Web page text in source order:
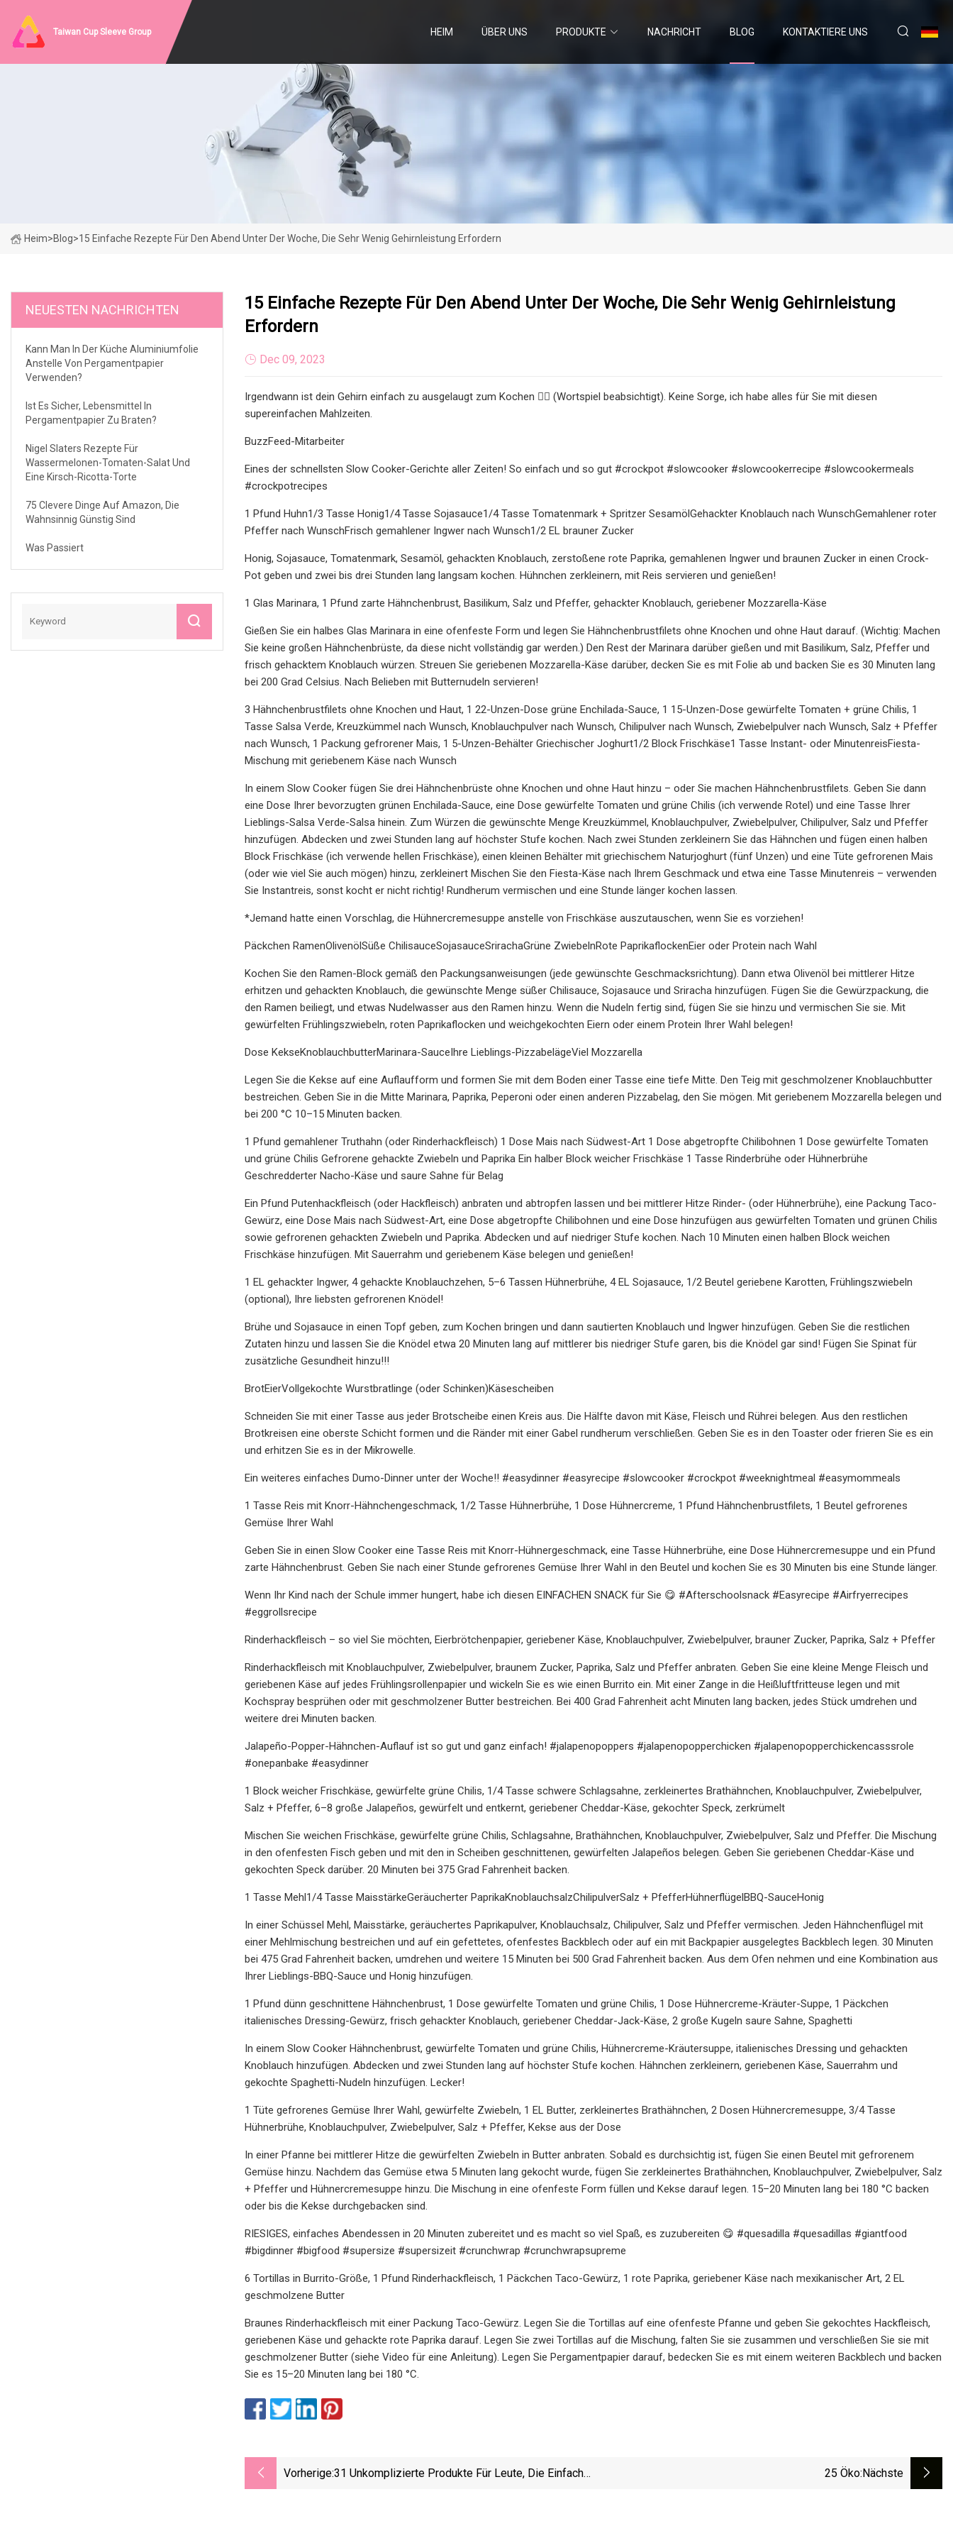
Taiwan Cup Sleeve Group HEIM ÜBER UNS PRODUKTE NACHRICHT BLOG KONTAKTIERE UNS
Heim>Blog>15 Einfache Rezepte Für Den Abend Unter Der Woche, Die Sehr Wenig Gehirnleistung Erfordern
NEUESTEN NACHRICHTEN
Kann Man In Der Küche Aluminiumfolie
Anstelle Von Pergamentpapier
Verwenden?
Ist Es Sicher, Lebensmittel In
Pergamentpapier Zu Braten?
Nigel Slaters Rezepte Für
Wassermelonen-Tomaten-Salat Und
Eine Kirsch-Ricotta-Torte
75 Clevere Dinge Auf Amazon, Die
Wahnsinnig Günstig Sind
Was Passiert
15 Einfache Rezepte Für Den Abend Unter Der Woche, Die Sehr Wenig Gehirnleistung
Erfordern
Dec 09, 2023
Irgendwann ist dein Gehirn einfach zu ausgelaugt zum Kochen 😵‍💫 (Wortspiel beabsichtigt). Keine Sorge, ich habe alles für Sie mit diesen
supereinfachen Mahlzeiten.
BuzzFeed-Mitarbeiter
Eines der schnellsten Slow Cooker-Gerichte aller Zeiten! So einfach und so gut #crockpot #slowcooker #slowcookerrecipe #slowcookermeals
#crockpotrecipes
1 Pfund Huhn1/3 Tasse Honig1/4 Tasse Sojasauce1/4 Tasse Tomatenmark + Spritzer SesamölGehackter Knoblauch nach WunschGemahlener roter
Pfeffer nach WunschFrisch gemahlener Ingwer nach Wunsch1/2 EL brauner Zucker
Honig, Sojasauce, Tomatenmark, Sesamöl, gehackten Knoblauch, zerstoßene rote Paprika, gemahlenen Ingwer und braunen Zucker in einen Crock-
Pot geben und zwei bis drei Stunden lang langsam kochen. Hühnchen zerkleinern, mit Reis servieren und genießen!
1 Glas Marinara, 1 Pfund zarte Hähnchenbrust, Basilikum, Salz und Pfeffer, gehackter Knoblauch, geriebener Mozzarella-Käse
Gießen Sie ein halbes Glas Marinara in eine ofenfeste Form und legen Sie Hähnchenbrustfilets ohne Knochen und ohne Haut darauf. (Wichtig: Machen
Sie keine großen Hähnchenbrüste, da diese nicht vollständig gar werden.) Den Rest der Marinara darüber gießen und mit Basilikum, Salz, Pfeffer und
frisch gehacktem Knoblauch würzen. Streuen Sie geriebenen Mozzarella-Käse darüber, decken Sie es mit Folie ab und backen Sie es 30 Minuten lang
bei 200 Grad Celsius. Nach Belieben mit Butternudeln servieren!
3 Hähnchenbrustfilets ohne Knochen und Haut, 1 22-Unzen-Dose grüne Enchilada-Sauce, 1 15-Unzen-Dose gewürfelte Tomaten + grüne Chilis, 1
Tasse Salsa Verde, Kreuzkümmel nach Wunsch, Knoblauchpulver nach Wunsch, Chilipulver nach Wunsch, Zwiebelpulver nach Wunsch, Salz + Pfeffer
nach Wunsch, 1 Packung gefrorener Mais, 1 5-Unzen-Behälter Griechischer Joghurt1/2 Block Frischkäse1 Tasse Instant- oder MinutenreisFiesta-
Mischung mit geriebenem Käse nach Wunsch
In einem Slow Cooker fügen Sie drei Hähnchenbrüste ohne Knochen und ohne Haut hinzu – oder Sie machen Hähnchenbrustfilets. Geben Sie dann
eine Dose Ihrer bevorzugten grünen Enchilada-Sauce, eine Dose gewürfelte Tomaten und grüne Chilis (ich verwende Rotel) und eine Tasse Ihrer
Lieblings-Salsa Verde-Salsa hinein. Zum Würzen die gewünschte Menge Kreuzkümmel, Knoblauchpulver, Zwiebelpulver, Chilipulver, Salz und Pfeffer
hinzufügen. Abdecken und zwei Stunden lang auf höchster Stufe kochen. Nach zwei Stunden zerkleinern Sie das Hähnchen und fügen einen halben
Block Frischkäse (ich verwende hellen Frischkäse), einen kleinen Behälter mit griechischem Naturjoghurt (fünf Unzen) und eine Tüte gefrorenen Mais
(oder wie viel Sie auch mögen) hinzu, zerkleinert Mischen Sie den Fiesta-Käse nach Ihrem Geschmack und etwa eine Tasse Minutenreis – verwenden
Sie Instantreis, sonst kocht er nicht richtig! Rundherum vermischen und eine Stunde länger kochen lassen.
*Jemand hatte einen Vorschlag, die Hühnercremesuppe anstelle von Frischkäse auszutauschen, wenn Sie es vorziehen!
Päckchen RamenOlivenölSüße ChilisauceSojasauceSrirachaGrüne ZwiebelnRote PaprikaflockenEier oder Protein nach Wahl
Kochen Sie den Ramen-Block gemäß den Packungsanweisungen (jede gewünschte Geschmacksrichtung). Dann etwa Olivenöl bei mittlerer Hitze
erhitzen und gehackten Knoblauch, die gewünschte Menge süßer Chilisauce, Sojasauce und Sriracha hinzufügen. Fügen Sie die Gewürzpackung, die
den Ramen beiliegt, und etwas Nudelwasser aus den Ramen hinzu. Wenn die Nudeln fertig sind, fügen Sie sie hinzu und vermischen Sie sie. Mit
gewürfelten Frühlingszwiebeln, roten Paprikaflocken und weichgekochten Eiern oder einem Protein Ihrer Wahl belegen!
Dose KekseKnoblauchbutterMarinara-SauceIhre Lieblings-PizzabelägeViel Mozzarella
Legen Sie die Kekse auf eine Auflaufform und formen Sie mit dem Boden einer Tasse eine tiefe Mitte. Den Teig mit geschmolzener Knoblauchbutter
bestreichen. Geben Sie in die Mitte Marinara, Paprika, Peperoni oder einen anderen Pizzabelag, den Sie mögen. Mit geriebenem Mozzarella belegen und
bei 200 °C 10–15 Minuten backen.
1 Pfund gemahlener Truthahn (oder Rinderhackfleisch) 1 Dose Mais nach Südwest-Art 1 Dose abgetropfte Chilibohnen 1 Dose gewürfelte Tomaten
und grüne Chilis Gefrorene gehackte Zwiebeln und Paprika Ein halber Block weicher Frischkäse 1 Tasse Rinderbrühe oder Hühnerbrühe
Geschredderter Nacho-Käse und saure Sahne für Belag
Ein Pfund Putenhackfleisch (oder Hackfleisch) anbraten und abtropfen lassen und bei mittlerer Hitze Rinder- (oder Hühnerbrühe), eine Packung Taco-
Gewürz, eine Dose Mais nach Südwest-Art, eine Dose abgetropfte Chilibohnen und eine Dose hinzufügen aus gewürfelten Tomaten und grünen Chilis
sowie gefrorenen gehackten Zwiebeln und Paprika. Abdecken und auf niedriger Stufe kochen. Nach 10 Minuten einen halben Block weichen
Frischkäse hinzufügen. Mit Sauerrahm und geriebenem Käse belegen und genießen!
1 EL gehackter Ingwer, 4 gehackte Knoblauchzehen, 5–6 Tassen Hühnerbrühe, 4 EL Sojasauce, 1/2 Beutel geriebene Karotten, Frühlingszwiebeln
(optional), Ihre liebsten gefrorenen Knödel!
Brühe und Sojasauce in einen Topf geben, zum Kochen bringen und dann sautierten Knoblauch und Ingwer hinzufügen. Geben Sie die restlichen
Zutaten hinzu und lassen Sie die Knödel etwa 20 Minuten lang auf mittlerer bis niedriger Stufe garen, bis die Knödel gar sind! Fügen Sie Spinat für
zusätzliche Gesundheit hinzu!!!
BrotEierVollgekochte Wurstbratlinge (oder Schinken)Käsescheiben
Schneiden Sie mit einer Tasse aus jeder Brotscheibe einen Kreis aus. Die Hälfte davon mit Käse, Fleisch und Rührei belegen. Aus den restlichen
Brotkreisen eine oberste Schicht formen und die Ränder mit einer Gabel rundherum verschließen. Geben Sie es in den Toaster oder frieren Sie es ein
und erhitzen Sie es in der Mikrowelle.
Ein weiteres einfaches Dumo-Dinner unter der Woche!! #easydinner #easyrecipe #slowcooker #crockpot #weeknightmeal #easymommeals
1 Tasse Reis mit Knorr-Hähnchengeschmack, 1/2 Tasse Hühnerbrühe, 1 Dose Hühnercreme, 1 Pfund Hähnchenbrustfilets, 1 Beutel gefrorenes
Gemüse Ihrer Wahl
Geben Sie in einen Slow Cooker eine Tasse Reis mit Knorr-Hühnergeschmack, eine Tasse Hühnerbrühe, eine Dose Hühnercremesuppe und ein Pfund
zarte Hähnchenbrust. Geben Sie nach einer Stunde gefrorenes Gemüse Ihrer Wahl in den Beutel und kochen Sie es 30 Minuten bis eine Stunde länger.
Wenn Ihr Kind nach der Schule immer hungert, habe ich diesen EINFACHEN SNACK für Sie 😋 #Afterschoolsnack #Easyrecipe #Airfryerrecipes
#eggrollsrecipe
Rinderhackfleisch – so viel Sie möchten, Eierbrötchenpapier, geriebener Käse, Knoblauchpulver, Zwiebelpulver, brauner Zucker, Paprika, Salz + Pfeffer
Rinderhackfleisch mit Knoblauchpulver, Zwiebelpulver, braunem Zucker, Paprika, Salz und Pfeffer anbraten. Geben Sie eine kleine Menge Fleisch und
geriebenen Käse auf jedes Frühlingsrollenpapier und wickeln Sie es wie einen Burrito ein. Mit einer Zange in die Heißluftfritteuse legen und mit
Kochspray besprühen oder mit geschmolzener Butter bestreichen. Bei 400 Grad Fahrenheit acht Minuten lang backen, jedes Stück umdrehen und
weitere drei Minuten backen.
Jalapeño-Popper-Hähnchen-Auflauf ist so gut und ganz einfach! #jalapenopoppers #jalapenopopperchicken #jalapenopopperchickencasssrole
#onepanbake #easydinner
1 Block weicher Frischkäse, gewürfelte grüne Chilis, 1/4 Tasse schwere Schlagsahne, zerkleinertes Brathähnchen, Knoblauchpulver, Zwiebelpulver,
Salz + Pfeffer, 6–8 große Jalapeños, gewürfelt und entkernt, geriebener Cheddar-Käse, gekochter Speck, zerkrümelt
Mischen Sie weichen Frischkäse, gewürfelte grüne Chilis, Schlagsahne, Brathähnchen, Knoblauchpulver, Zwiebelpulver, Salz und Pfeffer. Die Mischung
in den ofenfesten Fisch geben und mit den in Scheiben geschnittenen, gewürfelten Jalapeños belegen. Geben Sie geriebenen Cheddar-Käse und
gekochten Speck darüber. 20 Minuten bei 375 Grad Fahrenheit backen.
1 Tasse Mehl1/4 Tasse MaisstärkeGeräucherter PaprikaKnoblauchsalzChilipulverSalz + PfefferHühnerflügelBBQ-SauceHonig
In einer Schüssel Mehl, Maisstärke, geräuchertes Paprikapulver, Knoblauchsalz, Chilipulver, Salz und Pfeffer vermischen. Jeden Hähnchenflügel mit
einer Mehlmischung bestreichen und auf ein gefettetes, ofenfestes Backblech oder auf ein mit Backpapier ausgelegtes Backblech legen. 30 Minuten
bei 475 Grad Fahrenheit backen, umdrehen und weitere 15 Minuten bei 500 Grad Fahrenheit backen. Aus dem Ofen nehmen und eine Kombination aus
Ihrer Lieblings-BBQ-Sauce und Honig hinzufügen.
1 Pfund dünn geschnittene Hähnchenbrust, 1 Dose gewürfelte Tomaten und grüne Chilis, 1 Dose Hühnercreme-Kräuter-Suppe, 1 Päckchen
italienisches Dressing-Gewürz, frisch gehackter Knoblauch, geriebener Cheddar-Jack-Käse, 2 große Kugeln saure Sahne, Spaghetti
In einem Slow Cooker Hähnchenbrust, gewürfelte Tomaten und grüne Chilis, Hühnercreme-Kräutersuppe, italienisches Dressing und gehackten
Knoblauch hinzufügen. Abdecken und zwei Stunden lang auf höchster Stufe kochen. Hähnchen zerkleinern, geriebenen Käse, Sauerrahm und
gekochte Spaghetti-Nudeln hinzufügen. Lecker!
1 Tüte gefrorenes Gemüse Ihrer Wahl, gewürfelte Zwiebeln, 1 EL Butter, zerkleinertes Brathähnchen, 2 Dosen Hühnercremesuppe, 3/4 Tasse
Hühnerbrühe, Knoblauchpulver, Zwiebelpulver, Salz + Pfeffer, Kekse aus der Dose
In einer Pfanne bei mittlerer Hitze die gewürfelten Zwiebeln in Butter anbraten. Sobald es durchsichtig ist, fügen Sie einen Beutel mit gefrorenem
Gemüse hinzu. Nachdem das Gemüse etwa 5 Minuten lang gekocht wurde, fügen Sie zerkleinertes Brathähnchen, Knoblauchpulver, Zwiebelpulver, Salz
+ Pfeffer und Hühnercremesuppe hinzu. Die Mischung in eine ofenfeste Form füllen und Kekse darauf legen. 15–20 Minuten lang bei 180 °C backen
oder bis die Kekse durchgebacken sind.
RIESIGES, einfaches Abendessen in 20 Minuten zubereitet und es macht so viel Spaß, es zuzubereiten 😋 #quesadilla #quesadillas #giantfood
#bigdinner #bigfood #supersize #supersizeit #crunchwrap #crunchwrapsupreme
6 Tortillas in Burrito-Größe, 1 Pfund Rinderhackfleisch, 1 Päckchen Taco-Gewürz, 1 rote Paprika, geriebener Käse nach mexikanischer Art, 2 EL
geschmolzene Butter
Braunes Rinderhackfleisch mit einer Packung Taco-Gewürz. Legen Sie die Tortillas auf eine ofenfeste Pfanne und geben Sie gekochtes Hackfleisch,
geriebenen Käse und gehackte rote Paprika darauf. Legen Sie zwei Tortillas auf die Mischung, falten Sie sie zusammen und verschließen Sie sie mit
geschmolzener Butter (siehe Video für eine Anleitung). Legen Sie Pergamentpapier darauf, bedecken Sie es mit einem weiteren Backblech und backen
Sie es 15–20 Minuten lang bei 180 °C.
Vorherige:31 Unkomplizierte Produkte Für Leute, Die Einfach
25 Öko:nächste